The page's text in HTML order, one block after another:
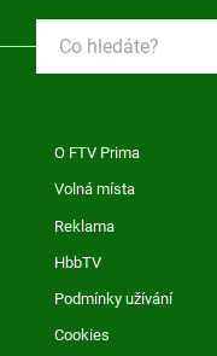
O FTV Prima
Volná místa
Reklama
HbbTV
Podmínky užívání
Cookies